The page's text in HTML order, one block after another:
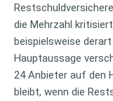
die Mehrzahl
beispielsweise
Hauptaussage
24 Anbieter auf den
bleibt, wenn die